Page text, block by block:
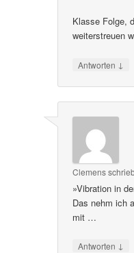
Klasse Folge,
weiterstreuen
Antworten ↓
Clemens
»Vibration in
Das nehm ich
mit …
Antworten ↓